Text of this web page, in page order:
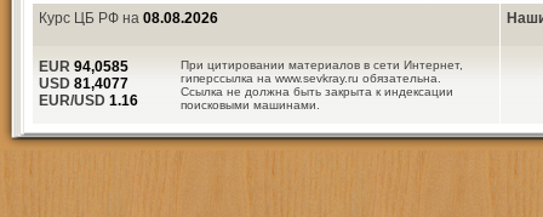
Курс ЦБ РФ на 08.08.2026
При цитировании материалов в сети Интернет,
гиперссылка на www.sevkray.ru обязательна.
Ссылка не должна быть закрыта к индексации
поисковыми машинами.
EUR 94,0585
USD 81,4077
EUR/USD 1.16